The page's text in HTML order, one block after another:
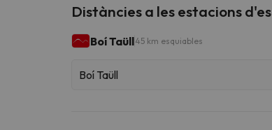
Distàncies a les estacions
Boí Taüll45 km esquiables
Boí Taüll